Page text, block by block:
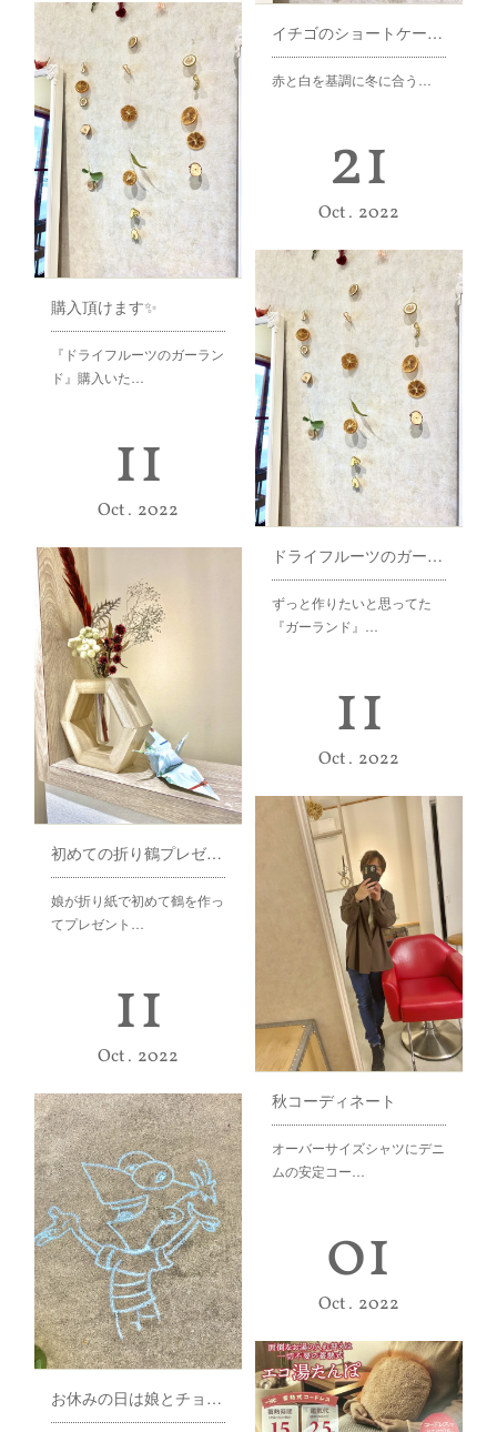
イチゴのショートケーキより♪
赤と白を基調に冬に合う…
購入頂けます✨
『ドライフルーツのガーラン
ド』購入いた…
21
Oct 2022
ドライフルーツのガーランド♪
ずっと作りたいと思ってた
『ガーランド』…
11
Oct 2022
初めての折り鶴プレゼント♪
娘が折り紙で初めて鶴を作っ
てプレゼント…
11
Oct 2022
秋コーディネート
オーバーサイズシャツにデニ
ムの安定コー…
11
Oct 2022
お休みの日は娘とチョークでお絵描き♪
01
Oct 2022